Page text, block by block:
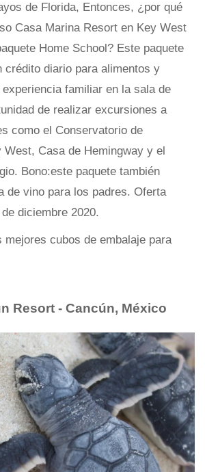
de Florida, Entonces, ¿por qué
Casa Marina Resort en Key West
Home School? Este paquete
crédito diario para alimentos y
familiar en la sala de
de realizar excursiones a
como el Conservatorio de
West, Casa de Hemingway y el
Bono:este paquete también
de vino para los padres. Oferta
diciembre 2020.
mejores cubos de embalaje para
Resort - Cancún, México